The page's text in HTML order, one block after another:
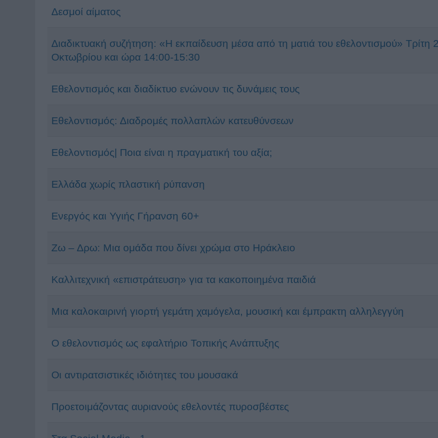
Δεσμοί αίματος
Διαδικτυακή συζήτηση: «Η εκπαίδευση μέσα από τη ματιά του εθελοντισμού» Τρίτη
Οκτωβρίου και ώρα 14:00-15:30
Εθελοντισμός και διαδίκτυο ενώνουν τις δυνάμεις τους
Εθελοντισμός: Διαδρομές πολλαπλών κατευθύνσεων
Εθελοντισμός| Ποια είναι η πραγματική του αξία;
Ελλάδα χωρίς πλαστική ρύπανση
Ενεργός και Υγιής Γήρανση 60+
Ζω – Δρω: Μια ομάδα που δίνει χρώμα στο Ηράκλειο
Καλλιτεχνική «επιστράτευση» για τα κακοποιημένα παιδιά
Μια καλοκαιρινή γιορτή γεμάτη χαμόγελα, μουσική και έμπρακτη αλληλεγγύη
Ο εθελοντισμός ως εφαλτήριο Τοπικής Ανάπτυξης
Οι αντιρατσιστικές ιδιότητες του μουσακά
Προετοιμάζοντας αυριανούς εθελοντές πυροσβέστες